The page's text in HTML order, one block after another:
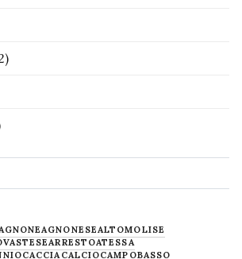
AGNONESEALTOMOLISE
ARRESTOATESSA
CACCIA CALCIOCAMPOBASSO